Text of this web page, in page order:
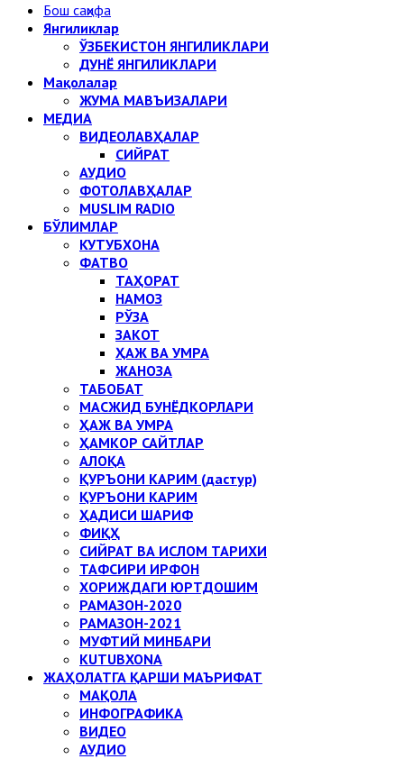
Бош саҳифа
Янгиликлар
ЎЗБЕКИСТОН ЯНГИЛИКЛАРИ
ДУНЁ ЯНГИЛИКЛАРИ
Мақолалар
ЖУМА МАВЪИЗАЛАРИ
МЕДИА
ВИДЕОЛАВҲАЛАР
СИЙРАТ
АУДИО
ФОТОЛАВҲАЛАР
MUSLIM RADIO
БЎЛИМЛАР
КУТУБХОНА
ФАТВО
ТАҲОРАТ
НАМОЗ
РЎЗА
ЗАКОТ
ҲАЖ ВА УМРА
ЖАНОЗА
ТАБОБАТ
МАСЖИД БУНЁДКОРЛАРИ
ҲАЖ ВА УМРА
ҲАМКОР САЙТЛАР
АЛОҚА
ҚУРЪОНИ КАРИМ (дастур)
ҚУРЪОНИ КАРИМ
ҲАДИСИ ШАРИФ
ФИҚҲ
СИЙРАТ ВА ИСЛОМ ТАРИХИ
ТАФСИРИ ИРФОН
ХОРИЖДАГИ ЮРТДОШИМ
РАМАЗОН-2020
РАМАЗОН-2021
МУФТИЙ МИНБАРИ
KUTUBXONA
ЖАҲОЛАТГА ҚАРШИ МАЪРИФАТ
МАҚОЛА
ИНФОГРАФИКА
ВИДЕО
АУДИО